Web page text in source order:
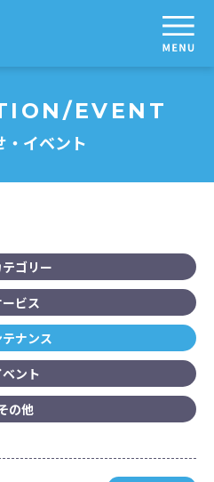
/EVENT
・イベント
ゴリー
ビス
ナンス
ベント
の他